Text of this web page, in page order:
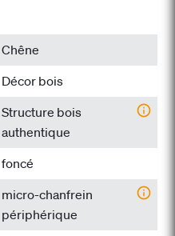
Chêne
Décor bois
Structure bois
authentique
foncé
micro-chanfrein
périphérique